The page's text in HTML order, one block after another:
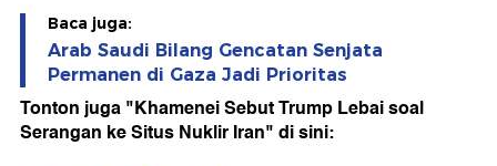
Baca juga:
Arab Saudi Bilang Gencatan Senjata
Permanen di Gaza Jadi Prioritas
Tonton juga "Khamenei Sebut Trump Lebai soal
Serangan ke Situs Nuklir Iran" di sini: